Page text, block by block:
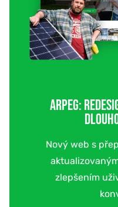
ARPEG:
Nový web s
zlepšením